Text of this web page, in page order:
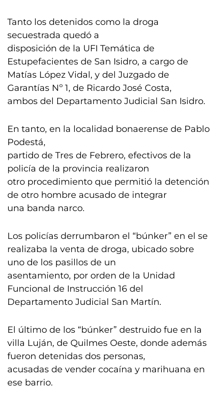
Tanto los detenidos como la droga
secuestrada quedó a
disposición de la UFI Temática de
Estupefacientes de San Isidro, a cargo de
Matías López Vidal, y del Juzgado de
Garantías Nº 1, de Ricardo José Costa,
ambos del Departamento Judicial San Isidro.
En tanto, en la localidad bonaerense de Pablo
Podestá,
partido de Tres de Febrero, efectivos de la
policía de la provincia realizaron
otro procedimiento que permitió la detención
de otro hombre acusado de integrar
una banda narco.
Los policías derrumbaron el “búnker” en el se
realizaba la venta de droga, ubicado sobre
uno de los pasillos de un
asentamiento, por orden de la Unidad
Funcional de Instrucción 16 del
Departamento Judicial San Martín.
El último de los “búnker” destruido fue en la
villa Luján, de Quilmes Oeste, donde además
fueron detenidas dos personas,
acusadas de vender cocaína y marihuana en
ese barrio.